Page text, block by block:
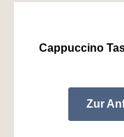
Cappuccino
Zur